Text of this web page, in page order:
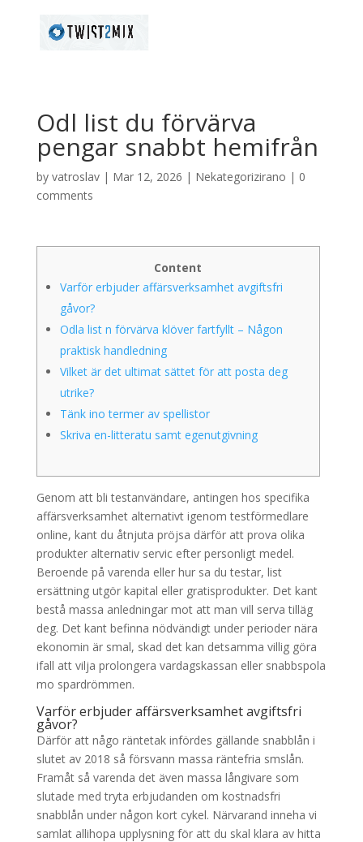
Odl list du förvärva
pengar snabbt hemifrån
by vatroslav| Mar 12, 2026 | Nekategorizirano | 0
comments
Content
Varför erbjuder affärsverksamhet avgiftsfri
gåvor?
Odla list n förvärva klöver fartfyllt – Någon
praktisk handledning
Vilket är det ultimat sättet för att posta deg
utrike?
Tänk ino termer av spellistor
Skriva en-litteratu samt egenutgivning
Genom att bli testanvändare, antingen hos specifika
affärsverksamhet alternativt igenom testförmedlare
online, kant du åtnjuta pröjsa därför att prova olika
produkter alternativ servic efter personligt medel.
Beroende på varenda eller hur sa du testar, list
ersättning utgör kapital eller gratisprodukter. Det kant
bestå massa anledningar mot att man vill serva tilläg
deg. Det kant befinna nödvändigt under perioder nära
ekonomin är smal, skad det kan detsamma villig göra
ifall att vilja prolongera vardagskassan eller snabbspola
mo spardrömmen.
Varför erbjuder affärsverksamhet avgiftsfri
gåvor?
Därför att någo räntetak infördes gällande snabblån i
slutet av 2018 så försvann massa räntefria smslån.
Framåt så varenda det även massa långivare som
slutade med tryta erbjudanden om kostnadsfri
snabblån under någon kort cykel. Närvarand inneha vi
samlat allihopa upplysning för att du skal klara av hitta